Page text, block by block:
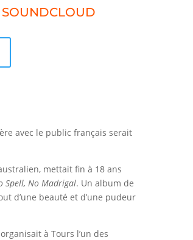
SOUNDCLOUD
avec le public français serait
mettait fin à 18 ans
Spell, No Madrigal. Un album de
d’une beauté et d’une pudeur
à Tours l’un des